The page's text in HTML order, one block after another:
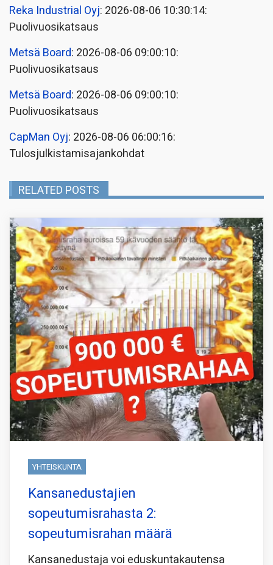
Reka Industrial Oyj: 2026-08-06 10:30:14:
Puolivuosikatsaus
Metsä Board: 2026-08-06 09:00:10:
Puolivuosikatsaus
Metsä Board: 2026-08-06 09:00:10:
Puolivuosikatsaus
CapMan Oyj: 2026-08-06 06:00:16:
Tulosjulkistamisajankohdat
RELATED POSTS
YHTEISKUNTA
Kansanedustajien
sopeutumisrahasta 2:
sopeutumisrahan määrä
Kansanedustaja voi eduskuntakautensa